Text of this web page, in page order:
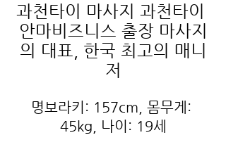
과천타이 마사지 과천타이
안마비즈니스 출장 마사지
의 대표, 한국 최고의 매니
저
명보라키: 157cm, 몸무게:
45kg, 나이: 19세